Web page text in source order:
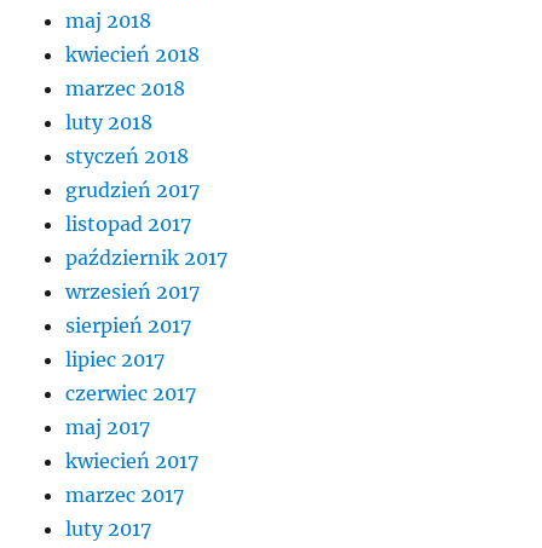
maj 2018
kwiecień 2018
marzec 2018
luty 2018
styczeń 2018
grudzień 2017
listopad 2017
październik 2017
wrzesień 2017
sierpień 2017
lipiec 2017
czerwiec 2017
maj 2017
kwiecień 2017
marzec 2017
luty 2017